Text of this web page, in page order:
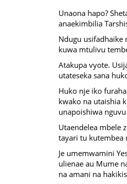
Unaona hapo?
anaekimbilia
Ndugu usifadhaike
kuwa mtulivu
Atakupa vyote.
utateseka sana
Huko nje iko
kwako na utaishia
unapoishiwa
Utaendelea mbele
tayari tu kutembea
Je umemwamini
ulienae au Mume
na amani na